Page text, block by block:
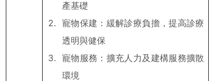
產基礎
寵物保建：緩解診療負擔，提高診療
透明與健保
寵物服務：擴充人力及建構服務擴散
環境